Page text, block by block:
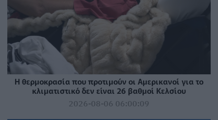
Η θερμοκρασία που προτιμούν οι Αμερικανοί για το
κλιματιστικό δεν είναι 26 βαθμοί Κελσίου
2026-08-06 06:00:09